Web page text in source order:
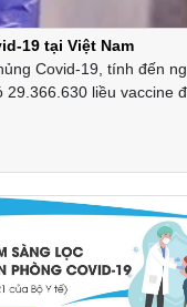
19 tại Việt Nam
Covid-19, tính đến
29.366.630 liều vaccine